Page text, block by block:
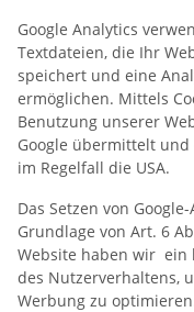
Google Analytics
Textdateien, die Ihr
speichert und eine
ermöglichen. Mittels
Benutzung unserer
Google übermittelt
im Regelfall die USA.
Das Setzen von
Grundlage von Art. 6
Website haben wir ein
des Nutzerverhaltens,
Werbung zu